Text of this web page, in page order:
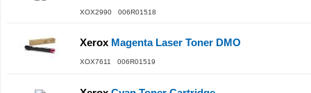
XOX2990 006R01518
Xerox Magenta Laser Toner DMO
XOX7611 006R01519